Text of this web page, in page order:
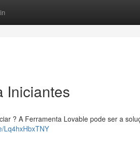
Iniciantes
? A Ferramenta Lovable pode ser a
Lq4hxHbxTNY